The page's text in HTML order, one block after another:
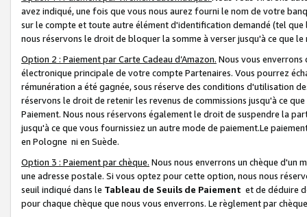
avez indiqué, une fois que vous nous aurez fourni le nom de votre
sur le compte et toute autre élément d'identification demandé (tel que
nous réservons le droit de bloquer la somme à verser jusqu'à ce que
Option 2 : Paiement par Carte Cadeau d’Amazon. Nous vous
électronique principale de votre compte Partenaires. Vous pourrez
rémunération a été gagnée, sous réserve des conditions d'utilisation
réservons le droit de retenir les revenus de commissions jusqu'à ce
Paiement. Nous nous réservons également le droit de suspendre la
jusqu'à ce que vous fournissiez un autre mode de paiement.Le
en Pologne ni en Suède.
Option 3 : Paiement par chèque. Nous nous enverrons un chèque d'un
une adresse postale. Si vous optez pour cette option, nous nous
seuil indiqué dans le Tableau de Seuils de Paiement et de déduire
pour chaque chèque que nous vous enverrons. Le règlement par